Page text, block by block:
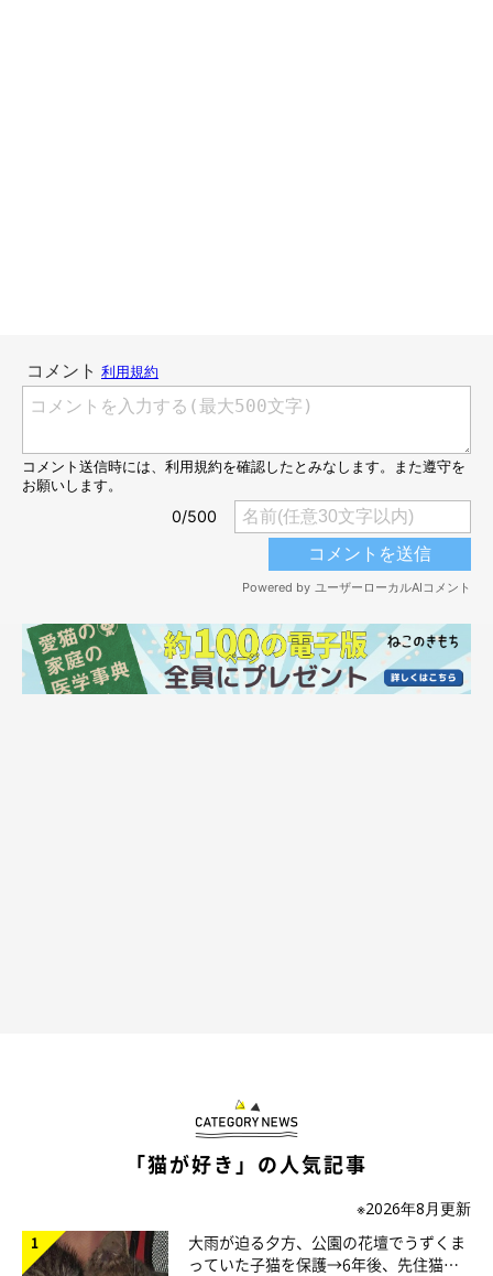
いるのでしょうか。
がいました。
つむぎちゃんとの出会い
動物は好きだけれど、特別「猫が好き」というわけではなかった
という飼い主さん。とあるSNSのアカウントを見たことをきっか
けに、保護猫に興味を持ち始めたのだとか。
「猫が好き」の人気記事
※2026年8月更新
大雨が迫る夕方、公園の花壇でうずくま
っていた子猫を保護→6年後、先住猫